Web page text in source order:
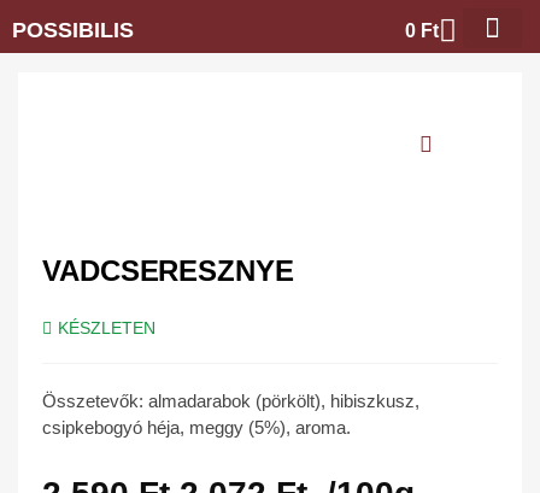
POSSIBILIS 0 Ft
VADCSERESZNYE
KÉSZLETEN
Összetevők: almadarabok (pörkölt), hibiszkusz,
csipkebogyó héja, meggy (5%), aroma.